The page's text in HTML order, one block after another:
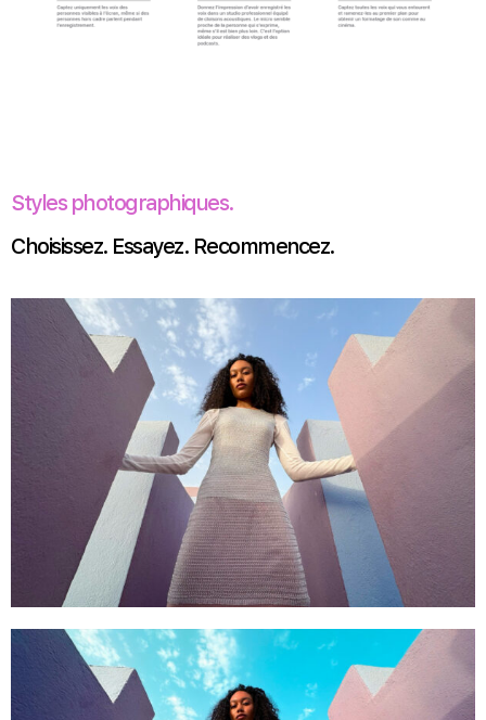
Styles photographiques.
Choisissez. Essayez. Recommencez.